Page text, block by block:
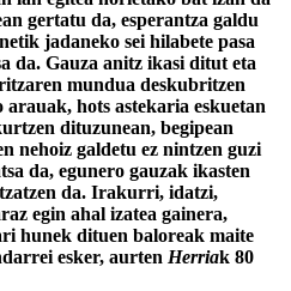
gertatu da, esperantza galdu
jadaneko sei hilabete pasa
da. Gauza anitz ikasi ditut eta
mundua deskubritzen
hots astekaria eskuetan
dituzunean, begipean
nehoiz galdetu ez nintzen guzi
da, egunero gauzak ikasten
da. Irakurri, idatzi,
egin ahal izatea gainera,
hunek dituen baloreak maite
esker, aurten Herriak 80